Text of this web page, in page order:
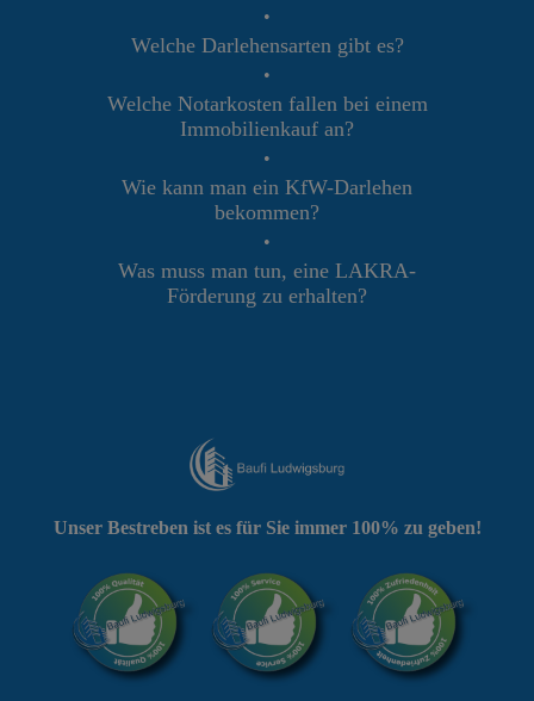
•
Welche Darlehensarten gibt es?
•
Welche Notarkosten fallen bei einem
Immobilienkauf an?
•
Wie kann man ein KfW-Darlehen
bekommen?
•
Was muss man tun, eine LAKRA-
Förderung zu erhalten?
Unser Bestreben ist es für Sie immer 100% zu geben!